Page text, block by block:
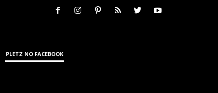
PLETZ NO FACEBOOK